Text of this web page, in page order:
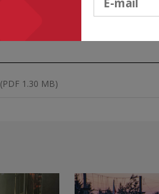
(PDF 1.30 MB)